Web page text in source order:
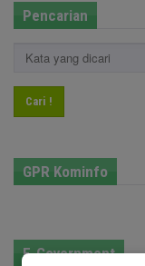
Pencarian
Cari !
GPR Kominfo
E-Government